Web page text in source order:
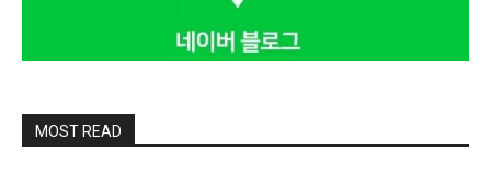
MOST READ